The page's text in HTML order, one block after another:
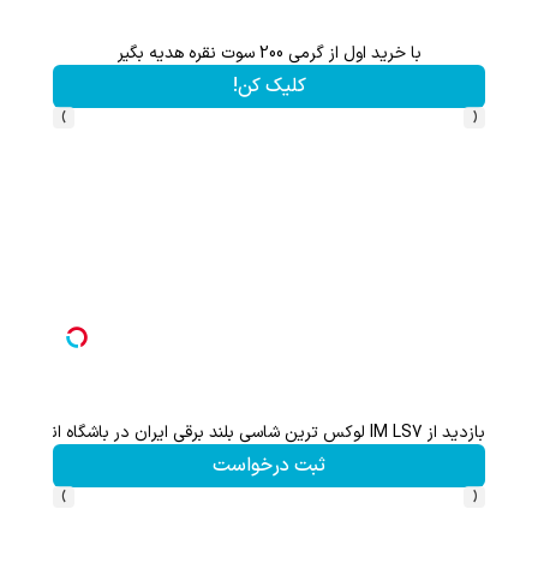
با خرید اول از گرمی 200 سوت نقره هدیه بگیر
کلیک کن!
‹
›
بازدید از IM LS7 لوکس ترین شاسی بلند برقی ایران در باشگاه انقلاب
ثبت درخواست
‹
›